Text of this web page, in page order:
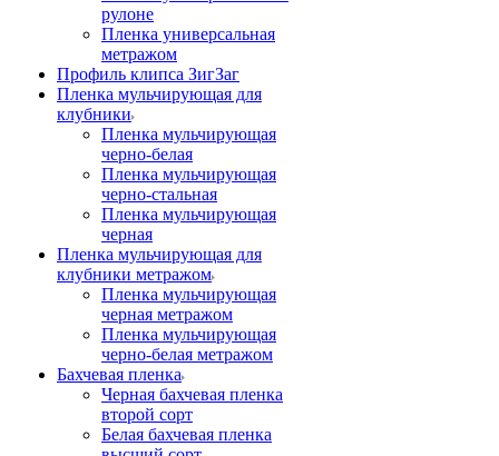
рулоне
Пленка универсальная
метражом
Профиль клипса ЗигЗаг
Пленка мульчирующая для
клубники
Пленка мульчирующая
черно-белая
Пленка мульчирующая
черно-стальная
Пленка мульчирующая
черная
Пленка мульчирующая для
клубники метражом
Пленка мульчирующая
черная метражом
Пленка мульчирующая
черно-белая метражом
Бахчевая пленка
Черная бахчевая пленка
второй сорт
Белая бахчевая пленка